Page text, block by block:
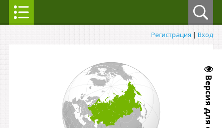
Регистрация | Вход